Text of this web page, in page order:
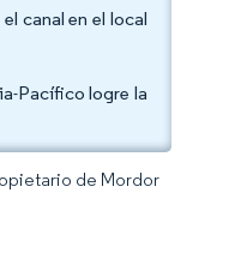
canal en el local
Pacífico logre la
de Mordor